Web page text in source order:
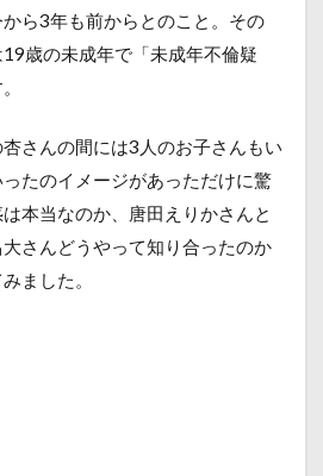
ら3年も前からとのこと。その
歳の未成年で「未成年不倫疑
さんの間には3人のお子さんもい
たのイメージがあっただけに驚
本当なのか、唐田えりかさんと
さんどうやって知り合ったのか
ました。